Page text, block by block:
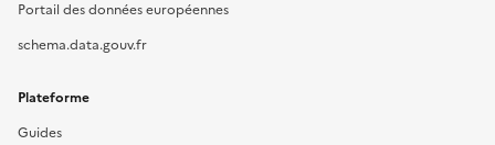
Portail des données européennes
schema.data.gouv.fr
Plateforme
Guides